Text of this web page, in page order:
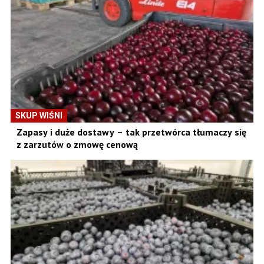
SKUP WIŚNI
Zapasy i duże dostawy – tak przetwórca tłumaczy się
z zarzutów o zmowę cenową